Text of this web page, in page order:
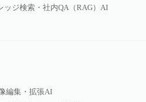
ッジ検索・社内QA（RAG）AI
編集・拡張AI